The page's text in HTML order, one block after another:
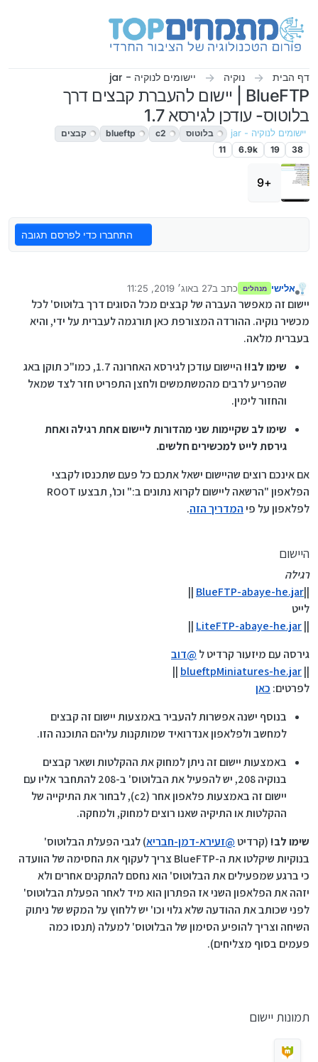
דף הבית נוקיה יישומים לנוקיה - jar
BlueFTP | יישום להעברת קבצים דרך
בלוטוס- עודכן לגירסא 1.7
יישומים לנוקיה - jar בלוטוס c2
blueftp
קבצים
38
19
6.9k
11
+9
התחברו כדי לפרסם תגובה
אלישי מנהלים כתב ב27 באוג׳ 2019, 11:25
נערך לאחרונה על ידי אלישי
יישום זה מאפשר העברה של קבצים מכל הסוגים דרך בלוטוס' לכל
מכשיר נוקיה. ההורדה המצורפת כאן תורגמה לעברית על ידי, והיא
בעברית מלאה.
שימו לב!!
היישום עודכן לגירסא האחרונה 1.7, כמו"כ תוקן באג
שהפריע לרבים מהמשתמשים ולחצן התפריט חזר לצד שמאל
והחזור לימין.
שימו לב שקיימות שני מהדורות ליישום אחת רגילה ואחת
גירסת לייט למכשירים חלשים.
אם אינכם רוצים שהיישום ישאל אתכם כל פעם שתכנסו לקבצי
הפלאפון "הרשאה ליישום לקרוא נתונים ב:" וכו', תבצעו ROOT
לפלאפון על פיהמדריך הזה.
היישום
רגילה
||
BlueFTP-abaye-he.jar
||
לייט
||
LiteFTP-abaye-he.jar
||
גירסה עם מיזעור קרדיט ל @דוב
||
blueftpMiniatures-he.jar
||
לפרטים: כאן
בנוסף ישנה אפשרות להעביר באמצעות יישום זה קבצים
למחשב ולפלאפון אנדרואיד שמותקנות עליהם התוכנה הזו.
באמצעות יישום זה ניתן למחוק את ההקלטות ושאר קבצים
בנוקיה 208, יש להפעיל את הבלוטוס' ב-208 להתחבר אליו עם
יישום זה באמצעות פלאפון אחר (c2), לבחור את התיקייה של
ההקלטות או התיקיה שאנו רוצים למחוק, ולמחקה.
שימו לב! (קרדיט @זעירא-דמן-חבריא) לגבי הפעלת הבלוטוס'
בנוקיות שיקלטו את ה-BlueFTP צריך לעקוף את החסימה של הוועדה
כי ברגע שמפעילים את הבלוטוס' הוא נחסם להתקנים אחרים ולא
יזהה את הפלאפון השני אז הפתרון הוא מיד לאחר הפעלת הבלוטוס'
לפני שכותב את ההודעה שלא גלוי וכו' יש ללחוץ על המקש של ניתוק
השיחה וצריך להופיע הסימון של הבלוטוס' למעלה (תנסו כמה
פעמים בסוף מצליחים).
תמונות יישום